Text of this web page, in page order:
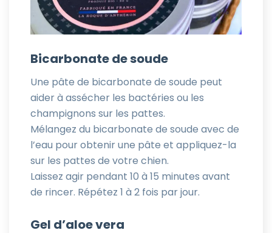
Bicarbonate de soude
Une pâte de bicarbonate de soude peut
aider à assécher les bactéries ou les
champignons sur les pattes.
Mélangez du bicarbonate de soude avec de
l’eau pour obtenir une pâte et appliquez-la
sur les pattes de votre chien.
Laissez agir pendant 10 à 15 minutes avant
de rincer. Répétez 1 à 2 fois par jour.
Gel d’aloe vera